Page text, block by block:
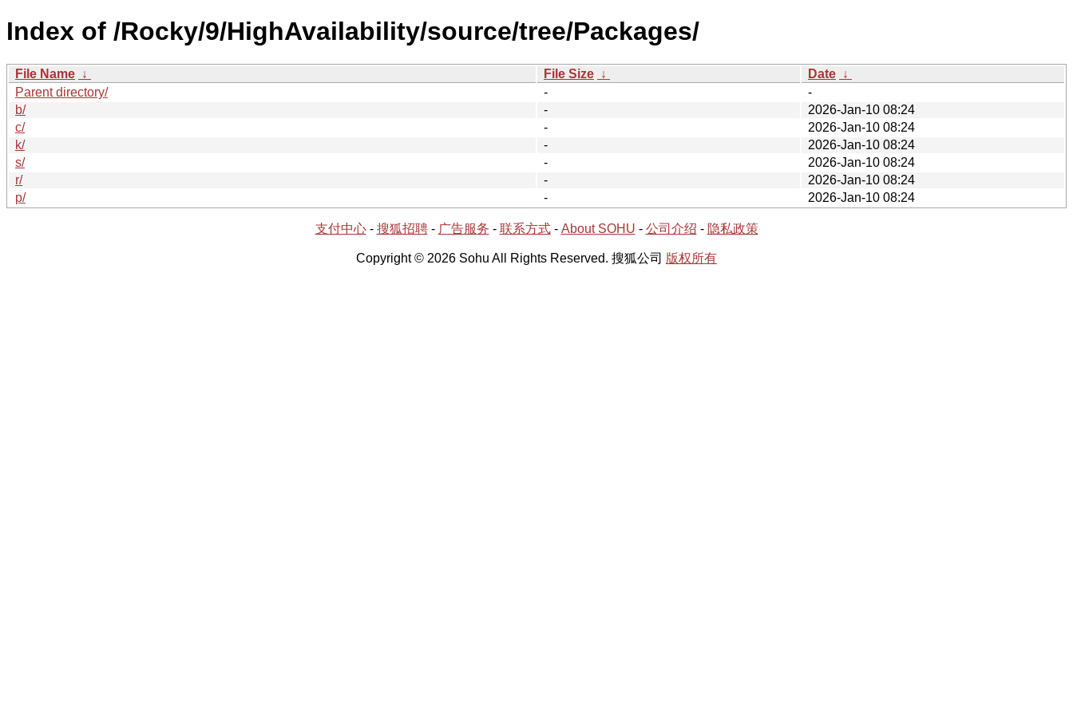
Index of /Rocky/9/HighAvailability/source/tree/Packages/
File Name ↓ File Size ↓ Date ↓
Parent directory/
-
-
b/
-
2026-Jan-10 08:24
c/
-
2026-Jan-10 08:24
k/
-
2026-Jan-10 08:24
s/
-
2026-Jan-10 08:24
r/
-
2026-Jan-10 08:24
p/
- 2026-Jan-10 08:24
支付中心- 搜狐招聘- 广告服务 - 联系方式- About SOHU - 公司介绍 - 隐私政策
Copyright © 2026 Sohu All Rights Reserved. 搜狐公司 版权所有